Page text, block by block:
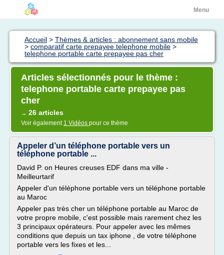
Menu
Accueil > Thèmes & articles : abonnement sans mobile
> comparatif carte prepayee telephone mobile >
telephone portable carte prepayee pas cher
Articles sélectionnés pour le thème :
telephone portable carte prepayee pas
cher
→ 26 articles
Voir également 1 Vidéos pour ce thème
Appeler d’un téléphone portable vers un
téléphone portable ...
David P. on Heures creuses EDF dans ma ville -
Meilleurtarif
Appeler d'un téléphone portable vers un téléphone portable
au Maroc
Appeler pas très cher un téléphone portable au Maroc de
votre propre mobile, c'est possible mais rarement chez les
3 principaux opérateurs. Pour appeler avec les mêmes
conditions que depuis un tax iphone , de votre téléphone
portable vers les fixes et les...